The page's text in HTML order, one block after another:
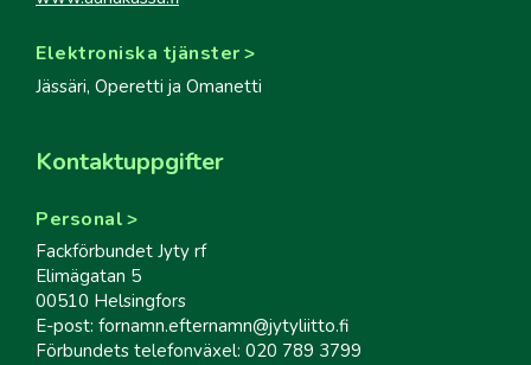
Elektroniska tjänster
Jässäri, Operetti ja Omanetti
Kontaktuppgifter
Personal
Fackförbundet Jyty rf
Elimägatan 5
00510 Helsingfors
E-post: fornamn.efternamn@jytyliitto.fi
Förbundets telefonväxel: 020 789 3799